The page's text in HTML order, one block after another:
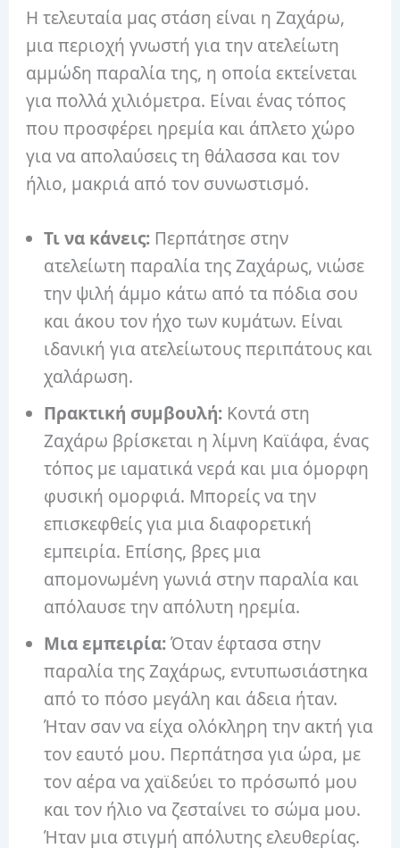
Η τελευταία μας στάση είναι η Ζαχάρω,
μια περιοχή γνωστή για την ατελείωτη
αμμώδη παραλία της, η οποία εκτείνεται
για πολλά χιλιόμετρα. Είναι ένας τόπος
που προσφέρει ηρεμία και άπλετο χώρο
για να απολαύσεις τη θάλασσα και τον
ήλιο, μακριά από τον συνωστισμό.
Τι να κάνεις: Περπάτησε στην
ατελείωτη παραλία της Ζαχάρως, νιώσε
την ψιλή άμμο κάτω από τα πόδια σου
και άκου τον ήχο των κυμάτων. Είναι
ιδανική για ατελείωτους περιπάτους και
χαλάρωση.
Πρακτική συμβουλή: Κοντά στη
Ζαχάρω βρίσκεται η λίμνη Καϊάφα, ένας
τόπος με ιαματικά νερά και μια όμορφη
φυσική ομορφιά. Μπορείς να την
επισκεφθείς για μια διαφορετική
εμπειρία. Επίσης, βρες μια
απομονωμένη γωνιά στην παραλία και
απόλαυσε την απόλυτη ηρεμία.
Μια εμπειρία:Όταν έφτασα στην
παραλία της Ζαχάρως, εντυπωσιάστηκα
από το πόσο μεγάλη και άδεια ήταν.
Ήταν σαν να είχα ολόκληρη την ακτή για
τον εαυτό μου. Περπάτησα για ώρα, με
τον αέρα να χαϊδεύει το πρόσωπό μου
και τον ήλιο να ζεσταίνει το σώμα μου.
Ήταν μια στιγμή απόλυτης ελευθερίας.